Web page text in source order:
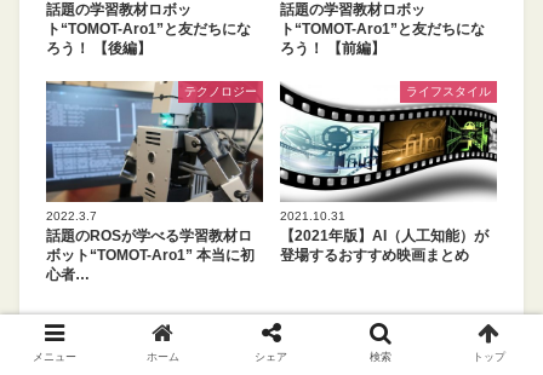
話題の学習教材ロボッ
ト“TOMOT-Aro1”と友だちにな
ろう！ 【後編】
話題の学習教材ロボッ
ト“TOMOT-Aro1”と友だちにな
ろう！ 【前編】
テクノロジー
2022.3.7
話題のROSが学べる学習教材ロ
ボット“TOMOT-Aro1” 本当に初
心者…
ライフスタイル
2021.10.31
【2021年版】AI（人工知能）が
登場するおすすめ映画まとめ
病院の業務効率化のために知っておこう！診療予約システ
メニュー ホーム シェア 検索 トップ